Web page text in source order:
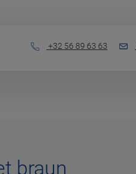
+32 56 89 63 63
braun